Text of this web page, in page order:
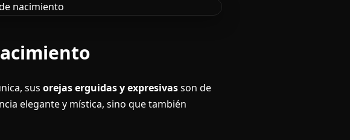
sus orejas erguidas y expresivasson de
elegante y mística, sino que también